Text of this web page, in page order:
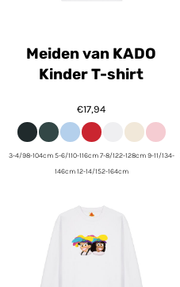
Meiden van KADO
Kinder T-shirt
€17,94
3-4/98-104cm 5-6/110-116cm 7-8/122-128cm 9-11/134-
146cm 12-14/152-164cm